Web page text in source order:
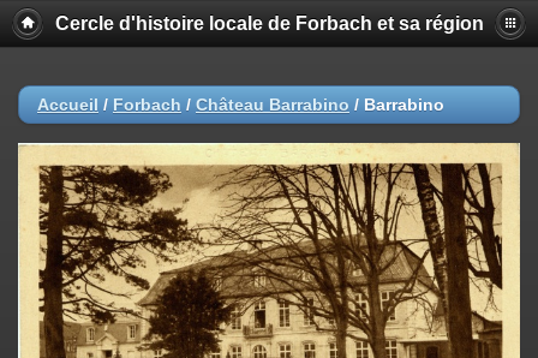
Cercle d'histoire locale de Forbach et sa région
Accueil / Forbach / Château Barrabino / Barrabino